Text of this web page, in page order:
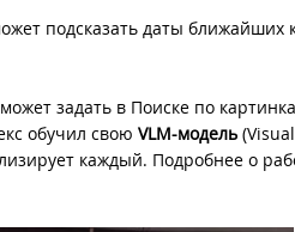
подсказать даты ближайших
задать в Поиске по
обучил свою VLM-модель
каждый. Подробнее о